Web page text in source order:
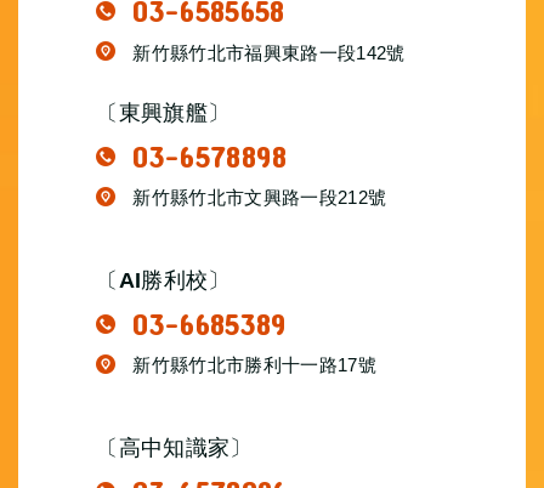
03-6585658
新竹縣竹北市福興東路一段142號
〔東興旗艦〕
03-6578898
新竹縣竹北市文興路一段212號
〔AI勝利校〕
03-6685389
新竹縣竹北市勝利十一路17號
〔高中知識家〕